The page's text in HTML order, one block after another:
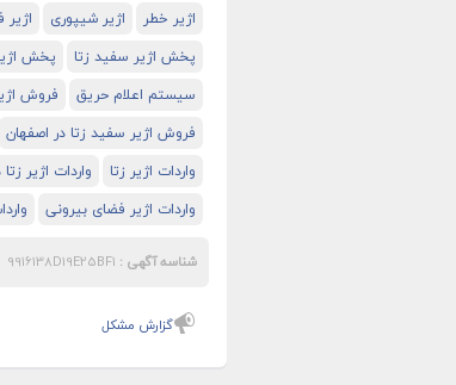
اژیر خطر
اژیر شیپوری
پخش اژیر سفید زتا
پخش
سیستم اعلام حریق
فروش
فروش اژیر سفید زتا در اصفهان
واردات اژیر زتا
واردات اژیر
واردات اژیر فضای بیرونی
شناسه آگهی :
گزارش مشکل